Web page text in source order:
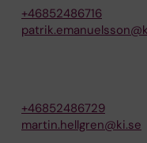
+46852486716
+46852486729
martin.hellgren@ki.se